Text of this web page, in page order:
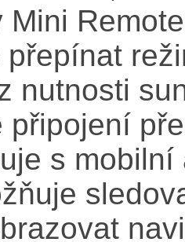
Mini
přepínat
nutnosti
připojení
s